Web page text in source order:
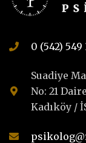
0 (542) 549
Suadiye
No: 21
Kadıköy /